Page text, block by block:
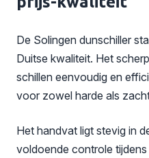
De Solingen dunschiller
Duitse kwaliteit. Het
schillen eenvoudig en
voor zowel harde als
Het handvat ligt stevig in
voldoende controle